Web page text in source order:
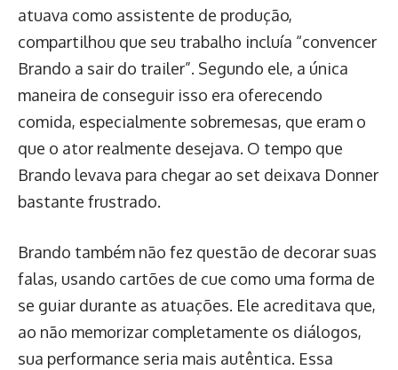
atuava como assistente de produção,
compartilhou que seu trabalho incluía “convencer
Brando a sair do trailer”. Segundo ele, a única
maneira de conseguir isso era oferecendo
comida, especialmente sobremesas, que eram o
que o ator realmente desejava. O tempo que
Brando levava para chegar ao set deixava Donner
bastante frustrado.
Brando também não fez questão de decorar suas
falas, usando cartões de cue como uma forma de
se guiar durante as atuações. Ele acreditava que,
ao não memorizar completamente os diálogos,
sua performance seria mais autêntica. Essa